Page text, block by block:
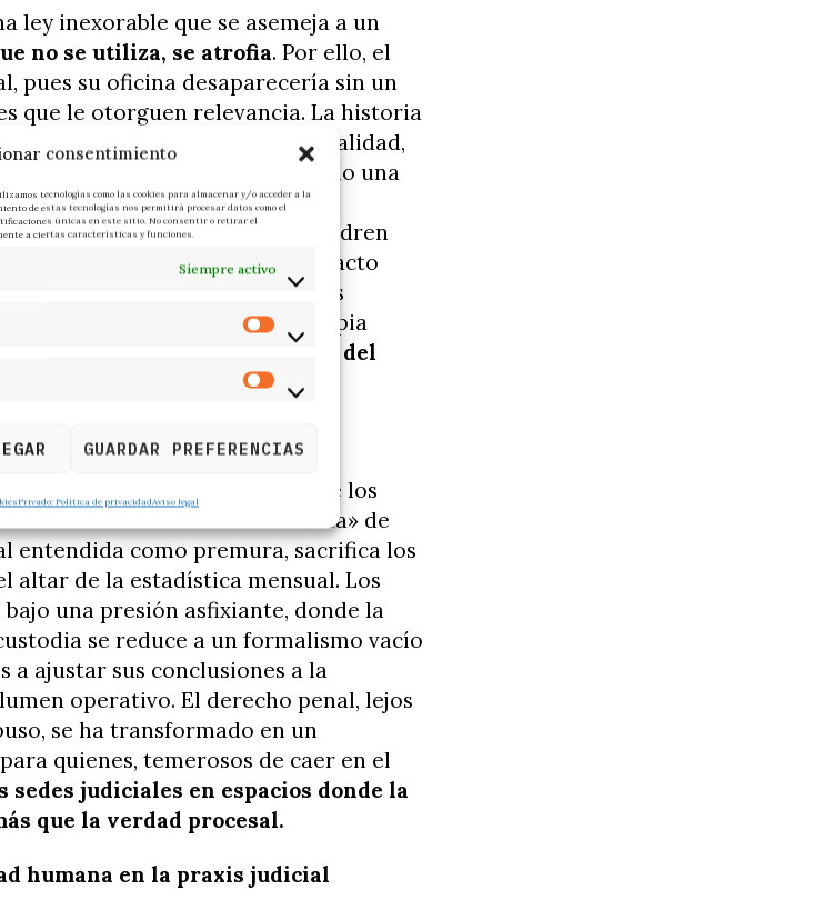
consentimiento
tecnologías como las cookies para almacenar y/o acceder a la
de estas tecnologías nos permitirá procesar datos como el
únicas en este sitio. No consentir o retirar el
a ciertas características y funciones.
Siempre activo
GUARDAR PREFERENCIAS
Privado: Política de privacidadAviso legal
ley inexorable que se asemeja a un
no se utiliza, se atrofia. Por ello, el
pues su oficina desaparecería sin un
que le otorguen relevancia. La historia
que, tras una máscara de normalidad,
destructora es tan letal como una
rencores, fraguan mentiras y
finalidad de que las cifras cuadren
la justicia es un artefacto
se jactan de sus
que, por temor a perder su propia
donde
el aplastamiento del
para sobrevivir.
en el altar de la estadística
de custodia y la fragilidad de los
directa de esta «venta» de
entendida como premura, sacrifica los
altar de la estadística mensual. Los
una presión asfixiante, donde la
se reduce a un formalismo vacío
ajustar sus conclusiones a la
operativo. El derecho penal, lejos
se ha transformado en un
quienes, temerosos de caer en el
sedes judiciales en espacios donde la
que la verdad procesal.
humana en la praxis judicial